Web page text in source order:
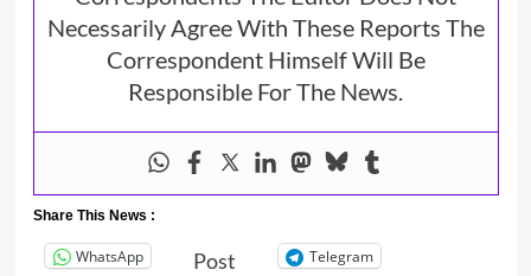
Necessarily Agree With These Reports The
Correspondent Himself Will Be
Responsible For The News.
Share This News :
WhatsApp Post Telegram